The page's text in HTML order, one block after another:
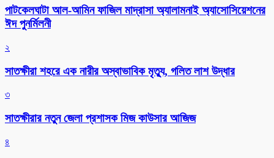
পাটকেলঘাটা আল-আমিন ফাজিল মাদ্রাসা অ্যালামনাই অ্যাসোসিয়েশনের
ঈদ পুনর্মিলনী
২
সাতক্ষীরা শহরে এক নারীর অস্বাভাবিক মৃত্যু, গলিত লাশ উদ্ধার
৩
সাতক্ষীরার নতুন জেলা প্রশাসক মিজ কাউসার আজিজ
৪